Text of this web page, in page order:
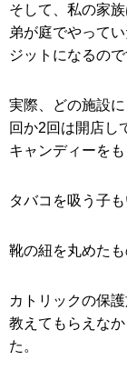
そして、私の家
弟が庭でやって
ジットになるので
実際、どの施設
回か2回は開店し
キャンディーを
タバコを吸う子
靴の紐を丸めた
カトリックの保
教えてもらえな
た。